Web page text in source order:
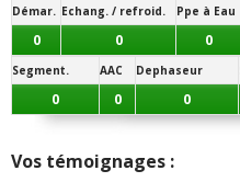
roulements doivent être
anormale revient malgré le
Freinage :Les plaquettes,
peuvent poser problème.
tandis qu'un capteur ABS
Démar. Echang. / refroid. Ppe à Eau
0 0 0
Segment. AAC Dephaseur
0 0 0
Vos témoignages :